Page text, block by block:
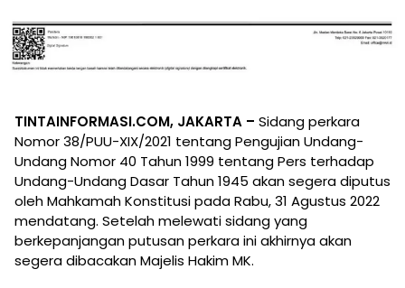
TINTAINFORMASI.COM, JAKARTA – Sidang perkara
Nomor 38/PUU-XIX/2021 tentang Pengujian Undang-
Undang Nomor 40 Tahun 1999 tentang Pers terhadap
Undang-Undang Dasar Tahun 1945 akan segera diputus
oleh Mahkamah Konstitusi pada Rabu, 31 Agustus 2022
mendatang. Setelah melewati sidang yang
berkepanjangan putusan perkara ini akhirnya akan
segera dibacakan Majelis Hakim MK.